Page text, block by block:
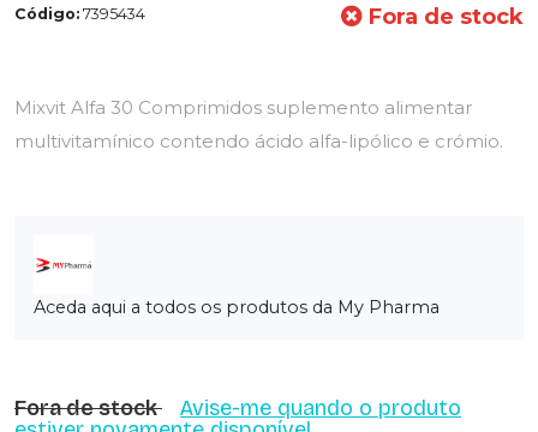
Código: 7395434 Fora de stock
Mixvit Alfa 30 Comprimidos suplemento alimentar
multivitamínico contendo ácido alfa-lipólico e crómio.
Aceda aqui a todos os produtos da My Pharma
Fora de stock
Avise-me quando o produto